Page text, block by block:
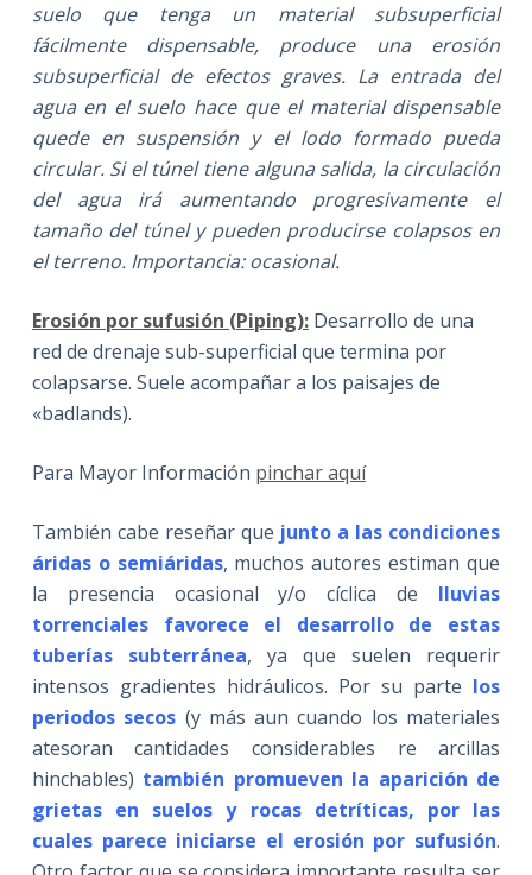
suelo que tenga un material subsuperficial
fácilmente dispensable, produce una erosión
subsuperficial de efectos graves. La entrada del
agua en el suelo hace que el material dispensable
quede en suspensión y el lodo formado pueda
circular. Si el túnel tiene alguna salida, la circulación
del agua irá aumentando progresivamente el
tamaño del túnel y pueden producirse colapsos en
el terreno. Importancia: ocasional.
Erosión por sufusión (Piping):Desarrollo de una
red de drenaje sub-superficial que termina por
colapsarse. Suele acompañar a los paisajes de
«badlands).
Para Mayor Información pinchar aquí
También cabe reseñar que junto a las condiciones
áridas o semiáridas, muchos autores estiman que
la presencia ocasional y/o cíclica de lluvias
torrenciales favorece el desarrollo de estas
tuberías subterránea, ya que suelen requerir
intensos gradientes hidráulicos. Por su parte los
periodos secos (y más aun cuando los materiales
atesoran cantidades considerables re arcillas
hinchables) también promueven la aparición de
grietas en suelos y rocas detríticas, por las
cuales parece iniciarse el erosión por sufusión.